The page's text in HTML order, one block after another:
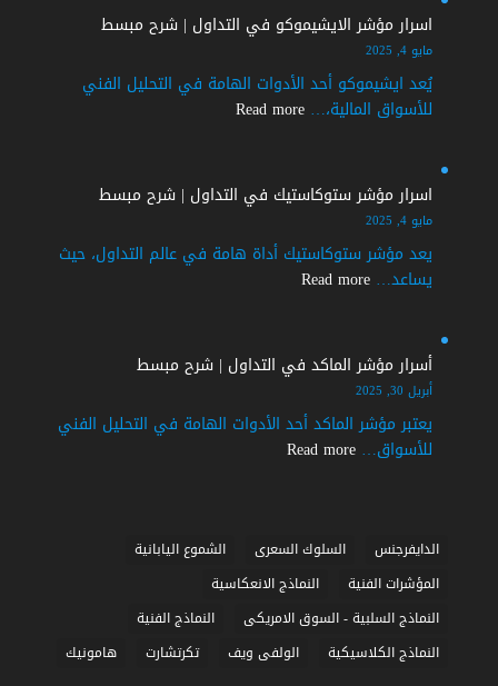
الايجابي
|
شرح
اسرار مؤشر الايشيموكو في التداول | شرح مبسط
مايو 4, 2025
يُعد ايشيموكو أحد الأدوات الهامة في التحليل الفني
للأسواق المالية،… Read more
:
الايشيموكو
|
اسرار مؤشر ستوكاستيك في التداول | شرح مبسط
مايو 4, 2025
يعد مؤشر ستوكاستيك أداة هامة في عالم التداول، حيث
يساعد… Read more
:
ستوكاستيك
في
|
شرح
أسرار مؤشر الماكد في التداول | شرح مبسط
أبريل 30, 2025
يعتبر مؤشر الماكد أحد الأدوات الهامة في التحليل الفني
للأسواق… Read more
:
في
التداول
|
شرح
مبسط
الدايفرجنس السلوك السعرى
الشموع اليابانية
المؤشرات الفنية
النماذج الانعكاسية
النماذج السلبية - السوق الامريكى
النماذج الفنية
النماذج الكلاسيكية
الولفى ويف تكرتشارت هامونيك